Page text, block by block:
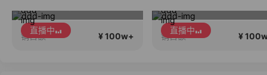
直播中
销售额 ¥ 100w+
直播中
销售额 ¥